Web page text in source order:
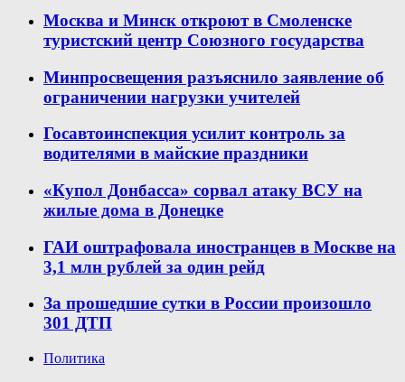
Москва и Минск откроют в Смоленске
туристский центр Союзного государства
Минпросвещения разъяснило заявление об
ограничении нагрузки учителей
Госавтоинспекция усилит контроль за
водителями в майские праздники
«Купол Донбасса» сорвал атаку ВСУ на
жилые дома в Донецке
ГАИ оштрафовала иностранцев в Москве на
3,1 млн рублей за один рейд
За прошедшие сутки в России произошло
301 ДТП
Политика